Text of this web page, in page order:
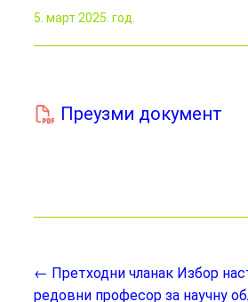
5. март 2025. год.
Преузми документ
← Претходни чланак Избор
редовни професор за научну